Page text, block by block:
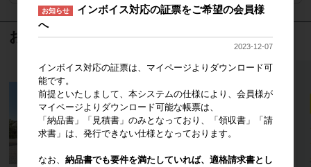
おすすめ商品
お知らせ
インボイス対応の証票をご希望の会員様
へ
2023-12-07
インボイス対応の証票は、マイページよりダウンロード可
能です。
前提といたしまして、本システムの仕様により、会員様が
マイページよりダウンロード可能な帳票は、
「納品書」「見積書」のみとなっており、「領収書」「請
求書」は、発行できない仕様となっております。
なお、 納品書でも要件を満たしていれば、適格請求書とし